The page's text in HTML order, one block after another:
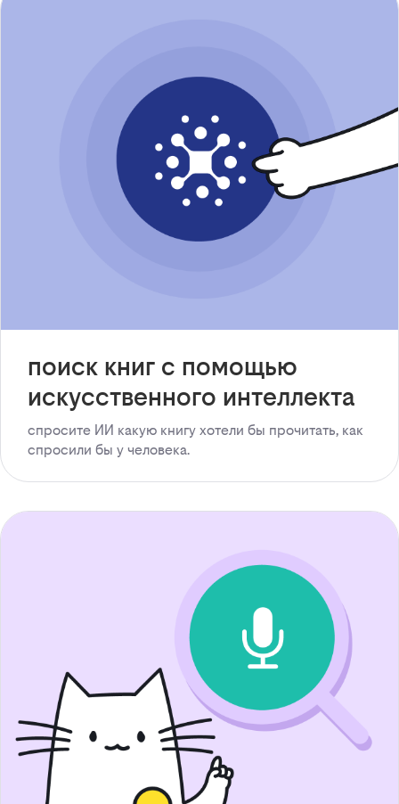
поиск книг с помощью
искусственного интеллекта
спросите ИИ какую книгу хотели бы прочитать, как
спросили бы у человека.